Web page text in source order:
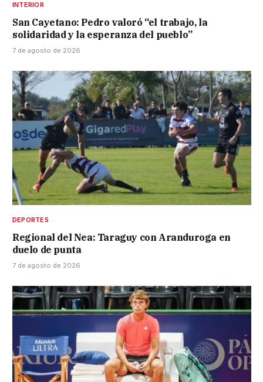
INTERIOR
San Cayetano: Pedro valoró “el trabajo, la
solidaridad y la esperanza del pueblo”
7 de agosto de 2026
DEPORTES
Regional del Nea: Taraguy con Aranduroga en
duelo de punta
7 de agosto de 2026